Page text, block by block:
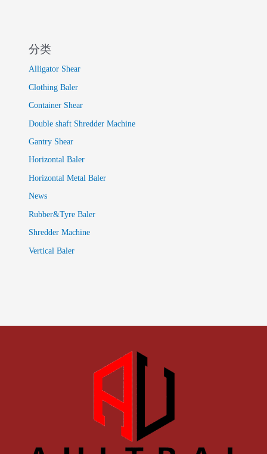
分类
Alligator Shear
Clothing Baler
Container Shear
Double shaft Shredder Machine
Gantry Shear
Horizontal Baler
Horizontal Metal Baler
News
Rubber&Tyre Baler
Shredder Machine
Vertical Baler